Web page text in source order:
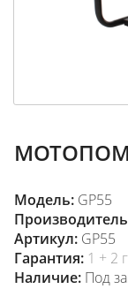
Модель: GP55
Артикул: GP55
Гарантия: 1 + 2
Наличие: Под